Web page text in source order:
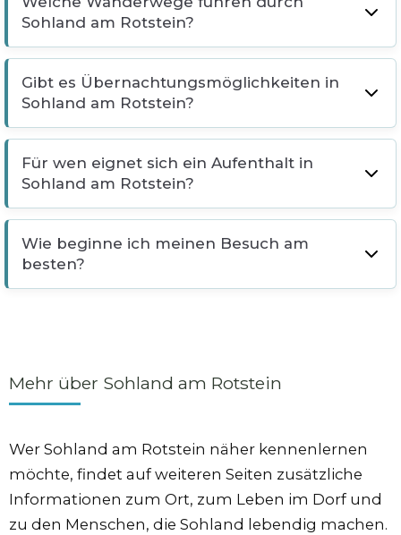
Sohland am Rotstein?
Gibt es Übernachtungsmöglichkeiten in
Sohland am Rotstein?
Für wen eignet sich ein Aufenthalt in
Sohland am Rotstein?
Wie beginne ich meinen Besuch am
besten?
Mehr über Sohland am Rotstein
Wer Sohland am Rotstein näher kennenlernen
möchte, findet auf weiteren Seiten zusätzliche
Informationen zum Ort, zum Leben im Dorf und
zu den Menschen, die Sohland lebendig machen.